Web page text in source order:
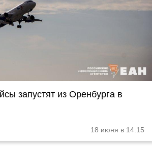
запустят из Оренбурга в
18 июня в 14:15